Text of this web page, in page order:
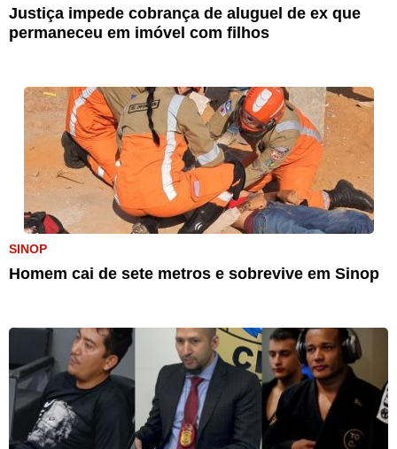
Justiça impede cobrança de aluguel de ex que
permaneceu em imóvel com filhos
SINOP
Homem cai de sete metros e sobrevive em Sinop